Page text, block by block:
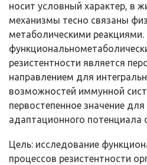
носит условный характер, в
механизмы тесно связаны
метабо­лическими
резистентности является
направлением для
возможностей им­мунной
первостепенное значение
адаптационного потенциала
Цель: исследование
процессов резистентности